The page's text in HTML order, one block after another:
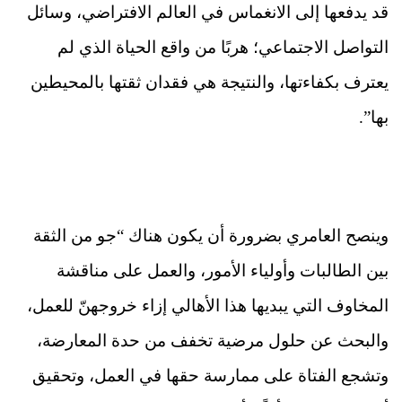
قد يدفعها إلى الانغماس في العالم الافتراضي، وسائل
التواصل الاجتماعي؛ هربًا من واقع الحياة الذي لم
يعترف بكفاءتها، والنتيجة هي فقدان ثقتها بالمحيطين
بها”.
وينصح العامري بضرورة أن يكون هناك “جو من الثقة
بين الطالبات وأولياء الأمور، والعمل على مناقشة
المخاوف التي يبديها هذا الأهالي إزاء خروجهنّ للعمل،
والبحث عن حلول مرضية تخفف من حدة المعارضة،
وتشجع الفتاة على ممارسة حقها في العمل، وتحقيق